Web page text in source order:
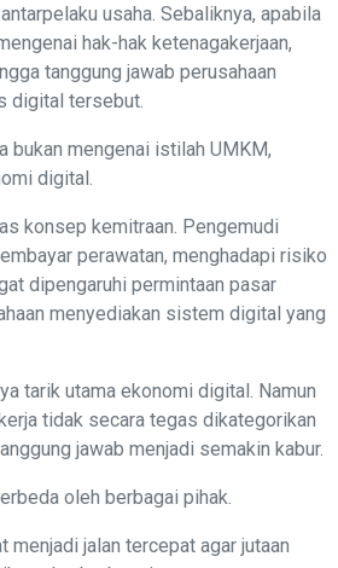
usaha. Sebaliknya, apabila
hak-hak ketenagakerjaan,
tanggung jawab perusahaan
digital tersebut.
bukan mengenai istilah UMKM,
digital.
konsep kemitraan. Pengemudi
perawatan, menghadapi risiko
dipengaruhi permintaan pasar
menyediakan sistem digital yang
tarik utama ekonomi digital. Namun
tidak secara tegas dikategorikan
jawab menjadi semakin kabur.
oleh berbagai pihak.
jalan tercepat agar jutaan